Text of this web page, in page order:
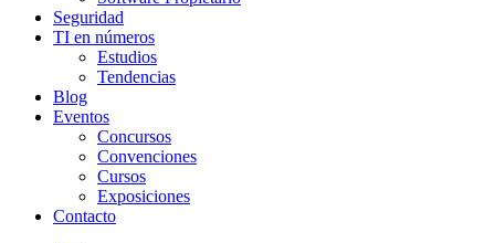
Seguridad
TI en números
Estudios
Tendencias
Blog
Eventos
Concursos
Convenciones
Cursos
Exposiciones
Contacto